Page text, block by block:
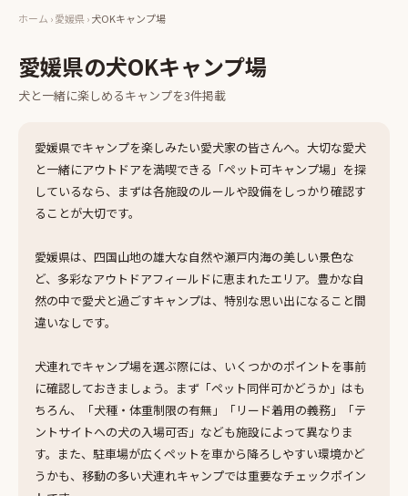
ホーム ›愛媛県›犬OKキャンプ場
愛媛県の犬OKキャンプ場
犬と一緒に楽しめるキャンプを3件掲載
愛媛県でキャンプを楽しみたい愛犬家の皆さんへ。大切な愛犬
と一緒にアウトドアを満喫できる「ペット可キャンプ場」を探
しているなら、まずは各施設のルールや設備をしっかり確認す
ることが大切です。
愛媛県は、四国山地の雄大な自然や瀬戸内海の美しい景色な
ど、多彩なアウトドアフィールドに恵まれたエリア。豊かな自
然の中で愛犬と過ごすキャンプは、特別な思い出になること間
違いなしです。
犬連れでキャンプ場を選ぶ際には、いくつかのポイントを事前
に確認しておきましょう。まず「ペット同伴可かどうか」はも
ちろん、「犬種・体重制限の有無」「リード着用の義務」「テ
ントサイトへの犬の入場可否」なども施設によって異なりま
す。また、駐車場が広くペットを車から降ろしやすい環境かど
うかも、移動の多い犬連れキャンプでは重要なチェックポイン